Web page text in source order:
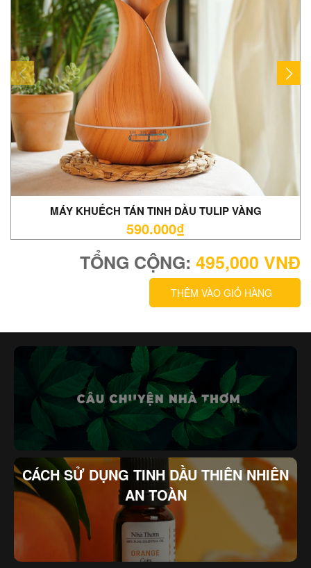
MÁY KHUẾCH TÁN TINH DẦU TULIP VÀNG
590.000₫
TỔNG CỘNG: 495,000 VNĐ
THÊM VÀO GIỎ HÀNG
CÁCH SỬ DỤNG TINH DẦU THIÊN NHIÊN
AN TOÀN